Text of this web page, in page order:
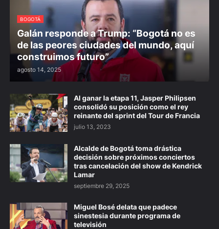
BOGOTÁ
Galán responde a Trump: “Bogotá no es
de las peores ciudades del mundo, aquí
construimos futuro”
agosto 14, 2025
Al ganar la etapa 11, Jasper Philipsen
consolidó su posición como el rey
reinante del sprint del Tour de Francia
julio 13, 2023
Alcalde de Bogotá toma drástica
decisión sobre próximos conciertos
tras cancelación del show de Kendrick
Lamar
septiembre 29, 2025
Miguel Bosé delata que padece
sinestesia durante programa de
televisión